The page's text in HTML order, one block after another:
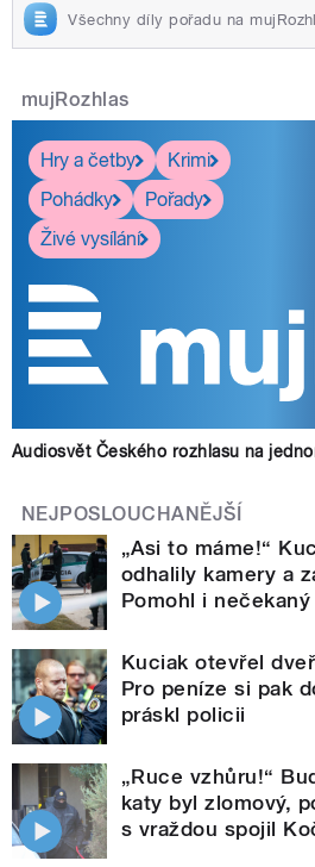
Všechny díly pořadu na
mujRozhlas
Hry a četby
Krimi
Pohádky
Pořady
Živé vysílání
Audiosvět Českého rozhlasu na
NEJPOSLOUCHANĚJŠÍ
„Asi to máme!“
odhalily kamery a
Pomohl i
Kuciak otevřel
Pro peníze si pak
práskl policii
„Ruce vzhůru!“
katy byl zlomový,
s vraždou spojil